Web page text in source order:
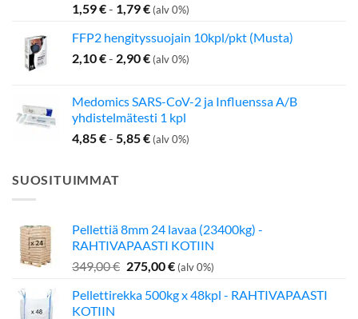
1,59€- 1,79€ (alv 0%)
FFP2 hengityssuojain 10kpl/pkt (Musta)
2,10€- 2,90€ (alv 0%)
Medomics SARS-CoV-2 ja Influenssa A/B
yhdistelmätesti 1 kpl
4,85€- 5,85€ (alv 0%)
SUOSITUIMMAT
Pellettiä 8mm 24 lavaa (23400kg) -
RAHTIVAPAASTI KOTIIN
349,00€ Alkuperäinen
oli:
275,00€Nykyinen
on:
(alv 0%)
Pellettirekka 500kg x 48kpl - RAHTIVAPAASTI
KOTIIN